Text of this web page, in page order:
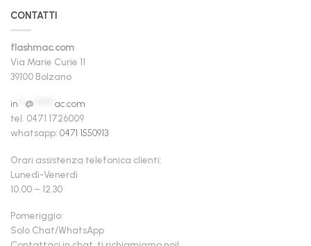
CONTATTI
flashmac.com
Via Marie Curie 11
39100 Bolzano
in @
ac.com
tel. 0471 1726009
whatsapp: 0471 1550913
Orari assistenza telefonica clienti:
Lunedì-Venerdì
10.00 – 12.30
Pomeriggio:
Solo Chat/WhatsApp